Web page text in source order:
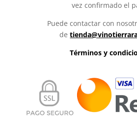
vez confirmado el
Puede contactar con
de
Términos y